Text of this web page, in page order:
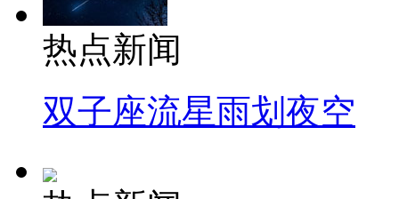
热点新闻
双子座流星雨划夜空